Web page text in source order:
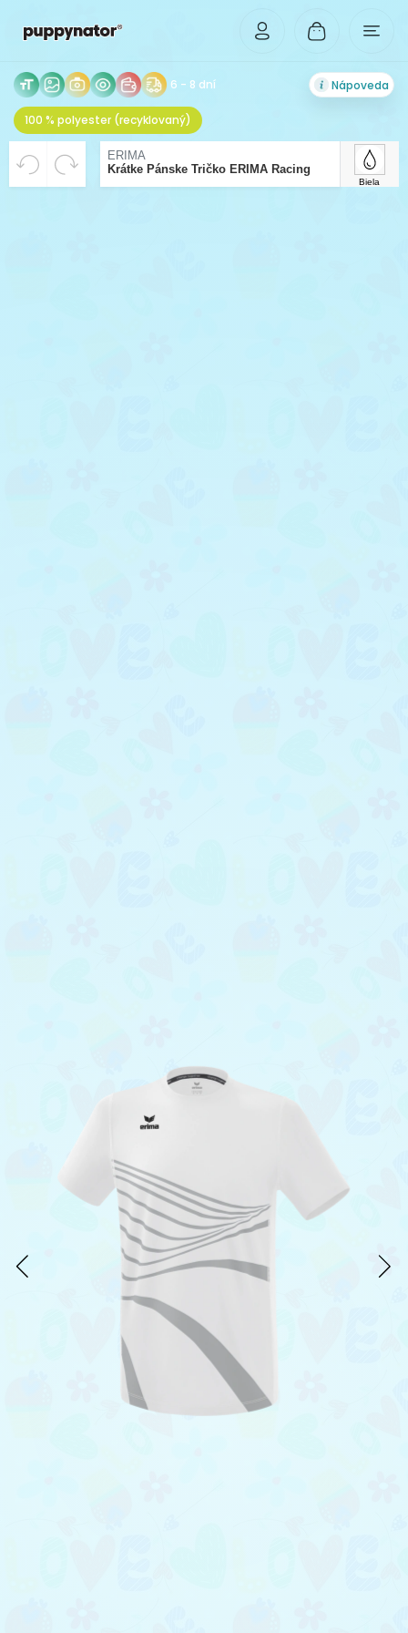
6 - 8 dní Nápoveda
100 % polyester (recyklovaný)
ERIMA
Krátke Pánske Tričko ERIMA Racing
Biela
VYCENTROVANÉ
Rozlíšenie Vášho obrázka je príliš malé pre tlač v
dostatočnej kvalite. Pre možnosť zväčšenia,
nahrajte obrázok vo vyššom rozlíšení.
Beriem riziko zhoršenej kvality tlače na vedomie.